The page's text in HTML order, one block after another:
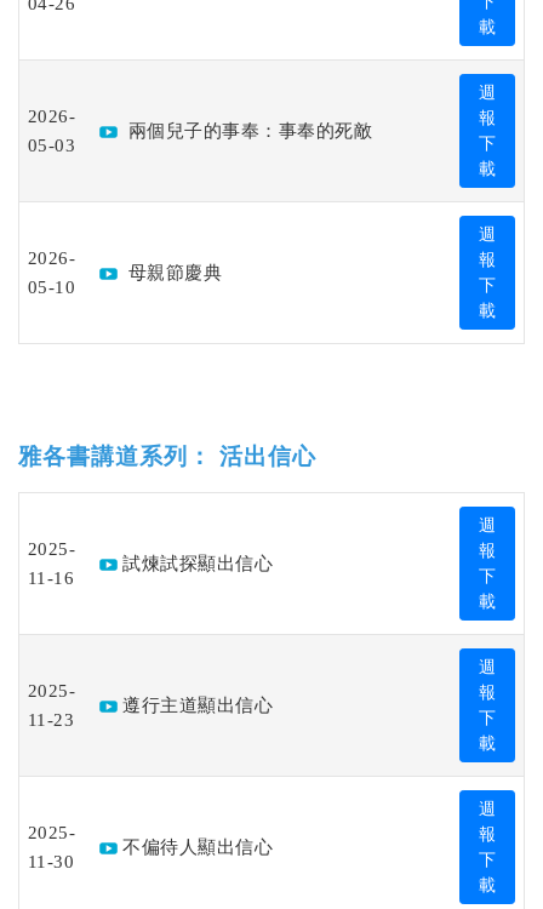
載
2026-
05-03
兩個兒子的事奉：事奉的死敵
週
報
下
載
2026-
05-10
母親節慶典
週
報
下
載
雅各書講道系列： 活出信心
2025-
11-16
試煉試探顯出信心
週
報
下
載
2025-
11-23
遵行主道顯出信心
週
報
下
載
2025-
11-30
不偏待人顯出信心
週
報
下
載